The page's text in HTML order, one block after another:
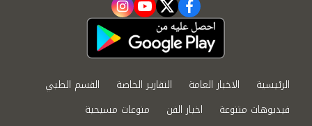
facebook
twitter
youtube
instagram
الرئيسية الاخبار العامة التقارير الخاصة
القسم الطبي
فيديوهات متنوعة
اخبار الفن
منوعات مسيحية